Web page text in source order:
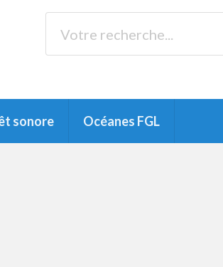
sonore Océanes FGL